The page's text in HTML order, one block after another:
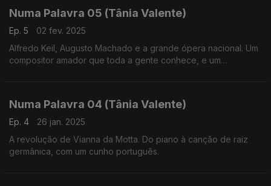
Numa Palavra 05 (Tânia Valente)
Ep. 5
02 fev. 2025
Alfredo Keil, Augusto Machado e a grande ópera nacional. Um
compositor amador que toda a gente conhece, e um
Numa Palavra 04 (Tânia Valente)
Ep. 4
26 jan. 2025
A revolução de Vianna da Motta. Do piano à canção de raiz
germânica, com um cunho português.